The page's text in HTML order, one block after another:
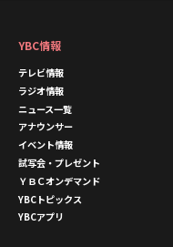
YBC情報
テレビ情報
ラジオ情報
ニュース一覧
アナウンサー
イベント情報
試写会・プレゼント
ＹＢＣオンデマンド
YBCトピックス
YBCアプリ